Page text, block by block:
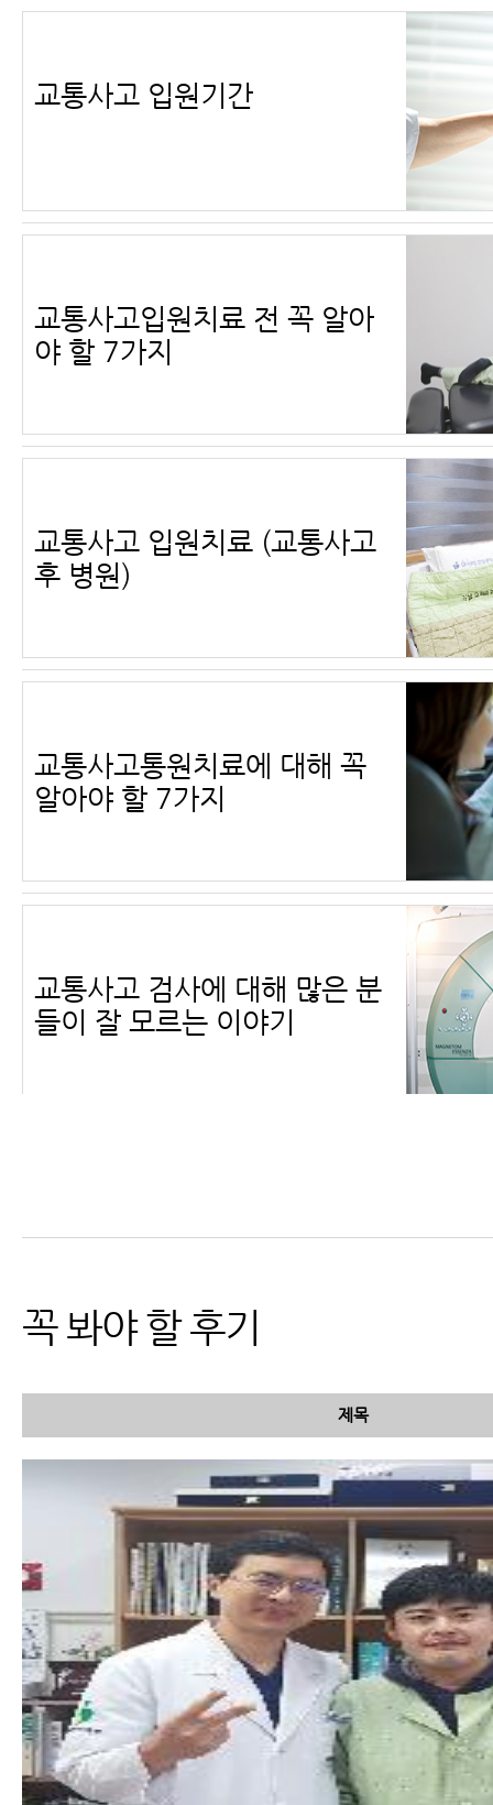
교통사고 입원기간
교통사고입원치료 전 꼭 알아
야 할 7가지
교통사고 입원치료 (교통사고
후 병원)
교통사고통원치료에 대해 꼭
알아야 할 7가지
교통사고 검사에 대해 많은 분
들이 잘 모르는 이야기
사고검사에 대해 꼭 알아야 할
교통사고 병원비, 자동차보험
적용 가능
교통사고 한방치료가 필요한
이유와 한방치료의 종류
꼭 봐야 할 후기
제목